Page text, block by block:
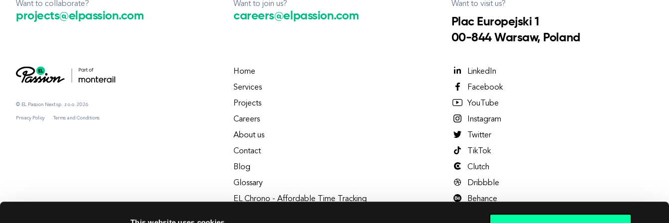
Want to collaborate?
projects@elpassion.com
Want to join us?
careers@elpassion.com
Want to visit us?
Plac Europejski 1
00-844 Warsaw, Poland
© EL Passion Next sp. z o.o. 2026
Privacy Policy Terms and Conditions
Home
Services
Projects
Careers
About us
Contact
Blog
Glossary
EL Chrono - Affordable Time Tracking
LinkedIn
Facebook
YouTube
Instagram
Twitter
TikTok
Clutch
Dribbble
Behance